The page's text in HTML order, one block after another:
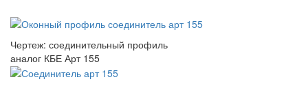
Чертеж: соединительный профиль
аналог КБЕ Арт 155